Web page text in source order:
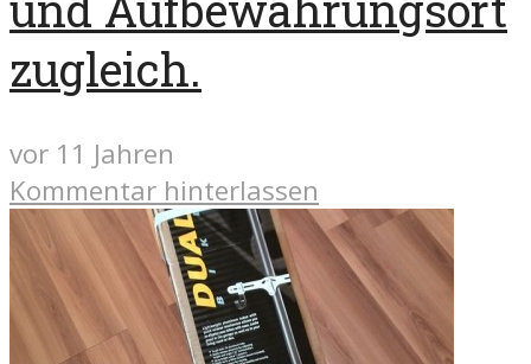
zugleich.
vor 11 Jahren
Kommentar hinterlassen